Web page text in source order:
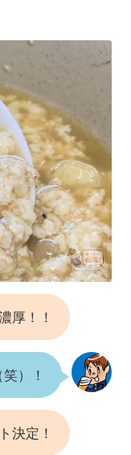
厚！！
）！
決定！